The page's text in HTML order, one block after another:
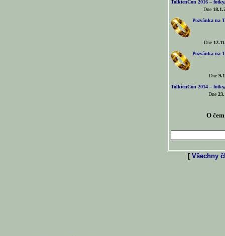
TolkienCon 2016 –
Dne
Pozvánka na
Dne
Pozvánka na
Dne
TolkienCon 2014 –
Dne
O
[ Všechny